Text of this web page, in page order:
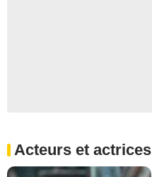
Acteurs et actrices